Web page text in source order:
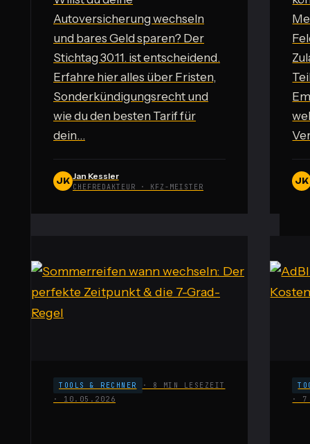
Autoversicherung wechseln
und bares Geld sparen? Der
Stichtag 30.11. ist entscheidend.
Erfahre hier alles über Fristen,
Sonderkündigungsrecht und
wie du den besten Tarif für
dein…
JK Jan Kessler
CHEFREDAKTEUR · KFZ-MEISTER
JK
TOOLS & RECHNER
· 8 MIN LESEZEIT
· 10.05.2026
· 7